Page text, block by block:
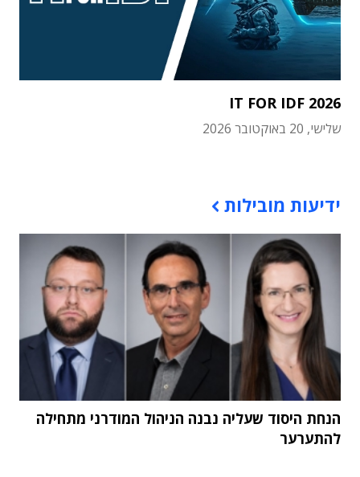
IT FOR IDF 2026
שלישי, 20 באוקטובר 2026
ידיעות מובילות
הנחת היסוד שעליה נבנה הניהול המודרני מתחילה
להתערער